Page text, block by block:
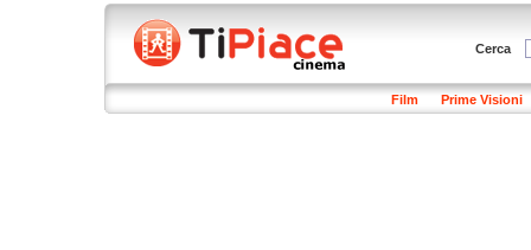
Cerca
Film Prime Visioni